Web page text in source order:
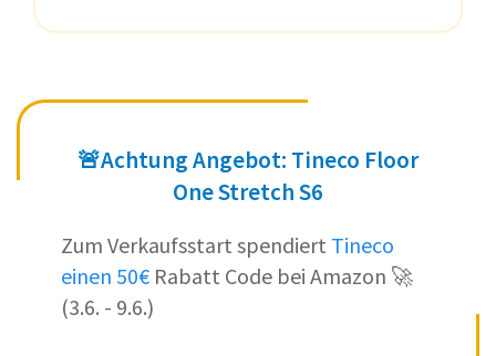
🚨Achtung Angebot: Tineco Floor
One Stretch S6
Zum Verkaufsstart spendiert Tineco
einen 50€ Rabatt Code bei Amazon 🚀
(3.6. - 9.6.)